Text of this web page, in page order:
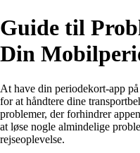
Guide til
Din
At have din periodekort-app
for at håndtere dine
problemer, der forhindrer
at løse nogle almindelige
rejseoplevelse.